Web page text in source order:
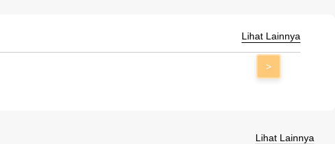
Lihat Lainnya
>
Lihat Lainnya